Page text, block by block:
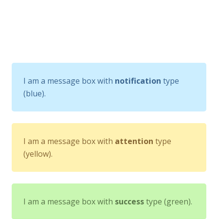
I am a message box with notification type
(blue).
I am a message box with attention type
(yellow).
I am a message box with successtype (green).